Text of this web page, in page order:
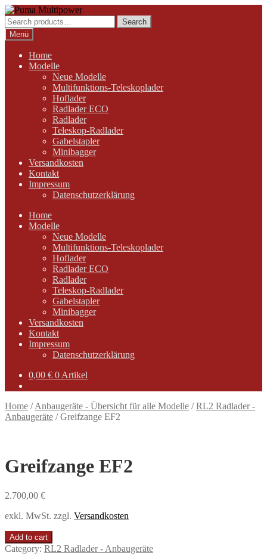
Zur
Navigation
springen
Zum
Inhalt
springen
Search
for:
Search
Menü
Home
Modelle
Neue Modelle
Multifunktions-Teleskoplader
Hoflader
Radlader ECO
Radlader
Teleskop-Radlader
Gabelstapler
Minibagger
Versandkosten
Kontakt
Impressum
Datenschutzerklärung
Home
Modelle
Neue Modelle
Multifunktions-Teleskoplader
Hoflader
Radlader ECO
Radlader
Teleskop-Radlader
Gabelstapler
Minibagger
Versandkosten
Kontakt
Impressum
Datenschutzerklärung
0,00 € 0 Artikel
Home /Anbaugeräte - Übersicht für alle Modelle /RL2 Radlader -
Anbaugeräte /Greifzange EF2
Greifzange EF2
2.700,00 €
exkl. MwSt. zzgl. Versandkosten
Add to cart
Category: RL2 Radlader - Anbaugeräte